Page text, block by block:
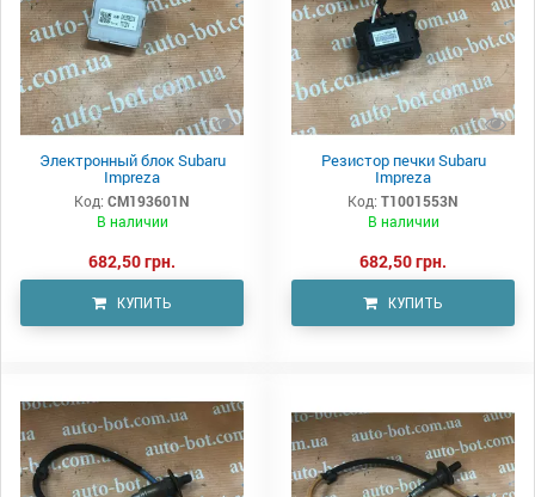
Электронный блок Subaru
Impreza
Код: CM193601N
В наличии
682,50 грн.
КУПИТЬ
Резистор печки Subaru
Impreza
Код: T1001553N
В наличии
682,50 грн.
КУПИТЬ